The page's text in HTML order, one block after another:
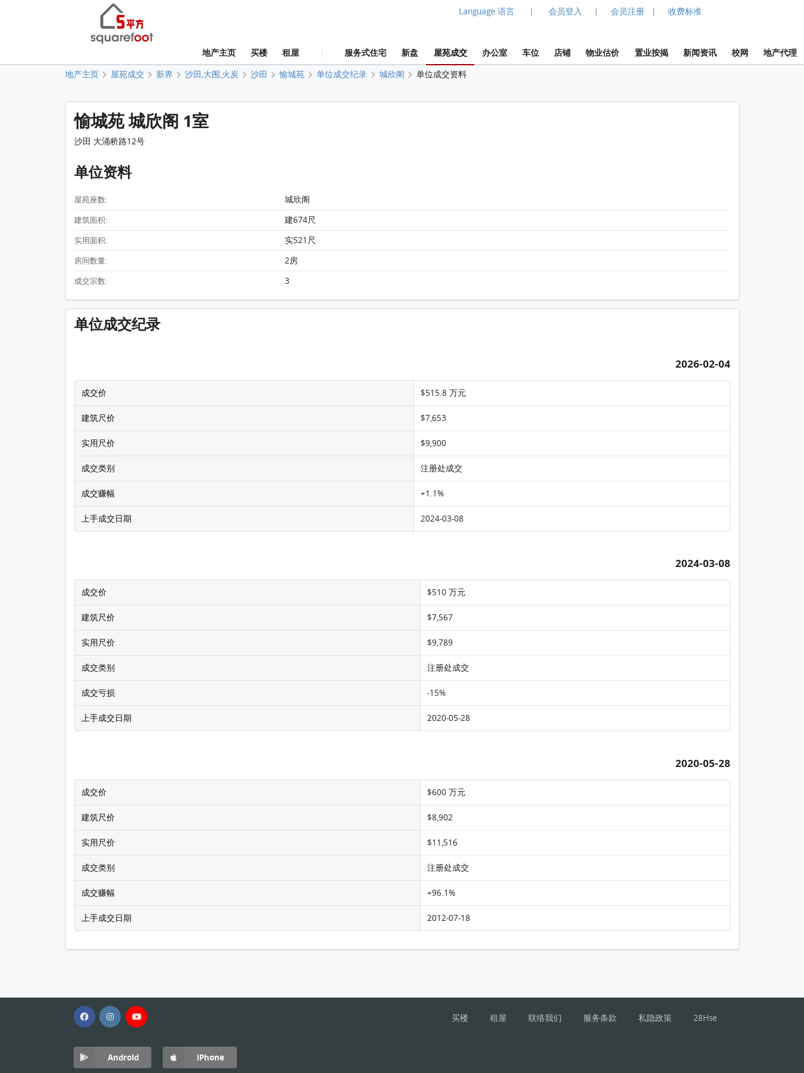
Language 语言 | 会员登入 | 会员注册 | 收费标准
地产主页 买楼 租屋 | 服务式住宅 新盘 屋苑成交 办公室 车位 店铺 物业估价 置业按揭 新闻资讯 校网 地产代理
地产主页 屋苑成交 新界 沙田,大围,火炭 沙田 愉城苑 单位成交纪录 城欣阁 单位成交资料
愉城苑 城欣阁 1室
沙田 大涌桥路12号
单位资料
屋苑座数: 城欣阁
建筑面积: 建674尺
实用面积: 实521尺
房间数量: 2房
成交宗数: 3
单位成交纪录
2026-02-04
成交价 $515.8 万元
建筑尺价 $7,653
实用尺价 $9,900
成交类别 注册处成交
成交赚幅 +1.1%
上手成交日期 2024-03-08
2024-03-08
成交价 $510 万元
建筑尺价 $7,567
实用尺价 $9,789
成交类别 注册处成交
成交亏损 -15%
上手成交日期 2020-05-28
2020-05-28
成交价 $600 万元
建筑尺价 $8,902
实用尺价 $11,516
成交类别 注册处成交
成交赚幅 +96.1%
上手成交日期 2012-07-18
买楼 租屋 联络我们 服务条款 私隐政策 28Hse
Android iPhone